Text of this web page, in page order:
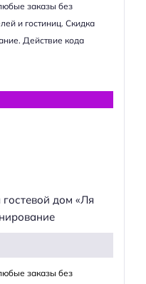
заказы без
и гостиниц. Скидка
Действие кода
дом «Ля
заказы без